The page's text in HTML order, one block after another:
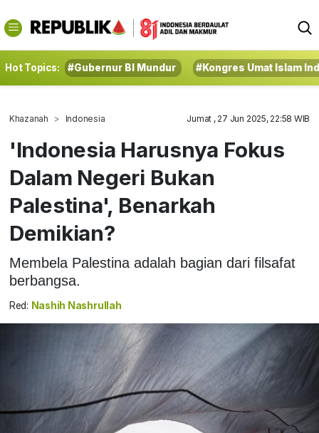
Hot Topics: #Gubernur BI Mundur #Kongres Umat Islam
Khazanah Indonesia Jumat , 27 Jun 2025, 22:58 WIB
'Indonesia Harusnya Fokus
Dalam Negeri Bukan
Palestina', Benarkah
Demikian?
Membela Palestina adalah bagian dari filsafat
berbangsa.
Red: Nashih Nashrullah